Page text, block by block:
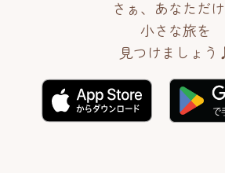
さぁ、あなただ
小さな旅を
見つけましょう